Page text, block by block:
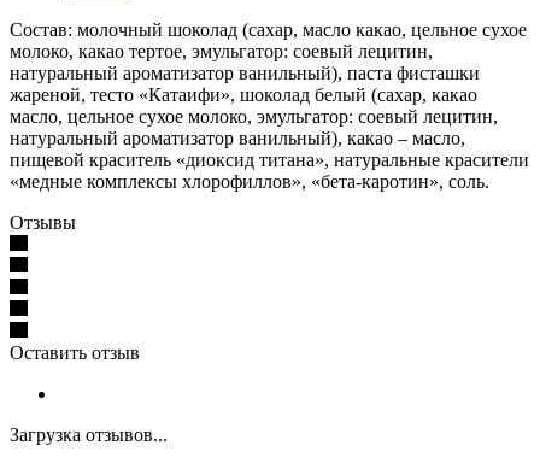
Состав: молочный шоколад (сахар, масло какао, цельное сухое
молоко, какао тертое, эмульгатор: соевый лецитин,
натуральный ароматизатор ванильный), паста фисташки
жареной, тесто «Катаифи», шоколад белый (сахар, какао
масло, цельное сухое молоко, эмульгатор: соевый лецитин,
натуральный ароматизатор ванильный), какао – масло,
пищевой краситель «диоксид титана», натуральные красители
«медные комплексы хлорофиллов», «бета-каротин», соль.
Отзывы
Оставить отзыв
Загрузка отзывов...